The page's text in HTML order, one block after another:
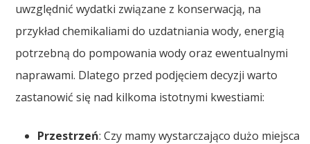
uwzględnić wydatki związane z konserwacją, na
przykład chemikaliami do uzdatniania wody, energią
potrzebną do pompowania wody oraz ewentualnymi
naprawami. Dlatego przed podjęciem decyzji warto
zastanowić się nad kilkoma istotnymi kwestiami:
Przestrzeń: Czy mamy wystarczająco dużo miejsca